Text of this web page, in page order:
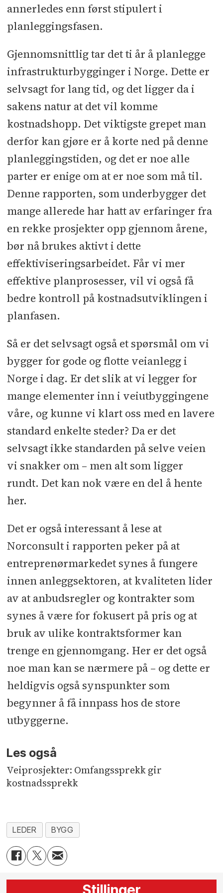
annerledes enn først stipulert i
planleggingsfasen.
Gjennomsnittlig tar det ti år å planlegge
infrastrukturbygginger i Norge. Dette er
selvsagt for lang tid, og det ligger da i
sakens natur at det vil komme
kostnadshopp. Det viktigste grepet man
derfor kan gjøre er å korte ned på denne
planleggingstiden, og det er noe alle
parter er enige om at er noe som må til.
Denne rapporten, som underbygger det
mange allerede har hatt av erfaringer fra
en rekke prosjekter opp gjennom årene,
bør nå brukes aktivt i dette
effektiviseringsarbeidet. Får vi mer
effektive planprosesser, vil vi også få
bedre kontroll på kostnadsutviklingen i
planfasen.
Så er det selvsagt også et spørsmål om vi
bygger for gode og flotte veianlegg i
Norge i dag. Er det slik at vi legger for
mange elementer inn i veiutbyggingene
våre, og kunne vi klart oss med en lavere
standard enkelte steder? Da er det
selvsagt ikke standarden på selve veien
vi snakker om – men alt som ligger
rundt. Det kan nok være en del å hente
her.
Det er også interessant å lese at
Norconsult i rapporten peker på at
entreprenørmarkedet synes å fungere
innen anleggsektoren, at kvaliteten lider
av at anbudsregler og kontrakter som
synes å være for fokusert på pris og at
bruk av ulike kontraktsformer kan
trenge en gjennomgang. Her er det også
noe man kan se nærmere på – og dette er
heldigvis også synspunkter som
begynner å få innpass hos de store
utbyggerne.
Les også
Veiprosjekter: Omfangssprekk gir
kostnadssprekk
LEDER BYGG